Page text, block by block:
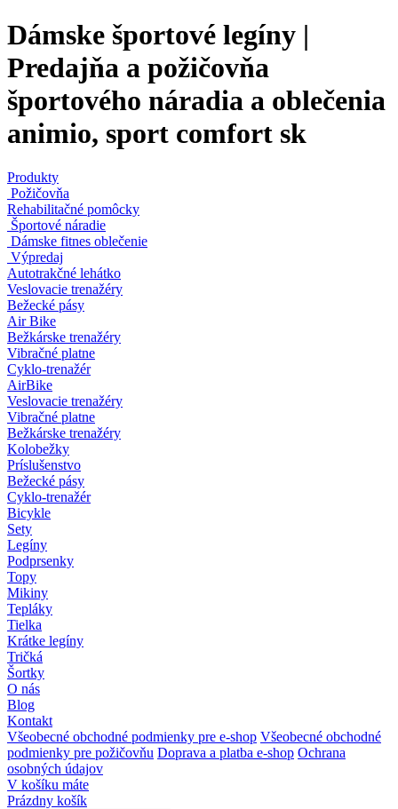
Dámske športové legíny |
Predajňa a požičovňa
športového náradia a oblečenia
animio, sport comfort sk
Produkty
Požičovňa
Rehabilitačné pomôcky
Športové náradie
Dámske fitnes oblečenie
Výpredaj
Autotrakčné lehátko
Veslovacie trenažéry
Bežecké pásy
Air Bike
Bežkárske trenažéry
Vibračné platne
Cyklo-trenažér
AirBike
Veslovacie trenažéry
Vibračné platne
Bežkárske trenažéry
Kolobežky
Príslušenstvo
Bežecké pásy
Cyklo-trenažér
Bicykle
Sety
Legíny
Podprsenky
Topy
Mikiny
Tepláky
Tielka
Krátke legíny
Tričká
Šortky
O nás
Blog
Kontakt
Všeobecné obchodné podmienky pre e-shop Všeobecné obchodné
podmienky pre požičovňu Doprava a platba e-shop Ochrana
osobných údajov
V košíku máte
Prázdny košík